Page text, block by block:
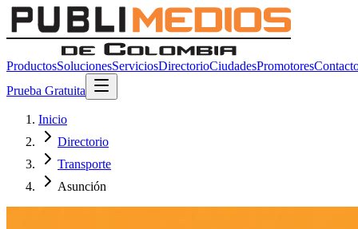
ProductosSolucionesServiciosDirectorioCiudadesPromotores
Prueba Gratuita
Inicio
Directorio
Transporte
Asunción